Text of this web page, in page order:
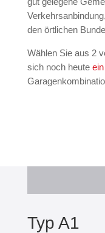
den örtlichen
Wählen Sie aus 2
sich noch heute
Typ A1